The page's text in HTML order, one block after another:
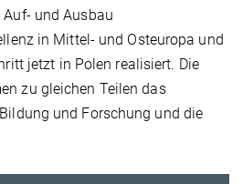
und Ausbau
in Mittel- und Osteuropa und
jetzt in Polen realisiert. Die
zu gleichen Teilen das
und Forschung und die